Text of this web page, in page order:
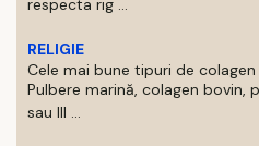
respecta rig ...
RELIGIE
Cele mai bune tipuri de
Pulbere marină, colagen bovin,
sau III ...